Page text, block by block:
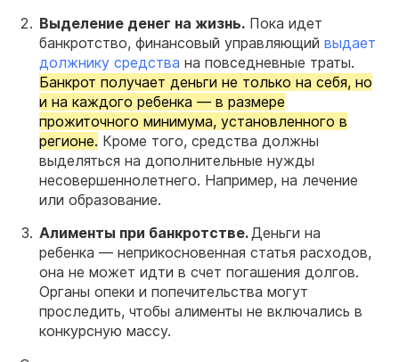
Выделение денег на жизнь. Пока идет
банкротство, финансовый управляющий выдает
должнику средства на повседневные траты.
Банкрот получает деньги не только на себя, но
и на каждого ребенка — в размере
прожиточного минимума, установленного в
регионе. Кроме того, средства должны
выделяться на дополнительные нужды
несовершеннолетнего. Например, на лечение
или образование.
Алименты при банкротстве. Деньги на
ребенка — неприкосновенная статья расходов,
она не может идти в счет погашения долгов.
Органы опеки и попечительства могут
проследить, чтобы алименты не включались в
конкурсную массу.